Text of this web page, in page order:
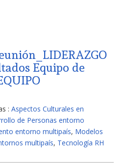
Equipo de
: Aspectos Culturales en
de Personas entorno
entorno multipaís, Modelos
multipaís, Tecnología RH